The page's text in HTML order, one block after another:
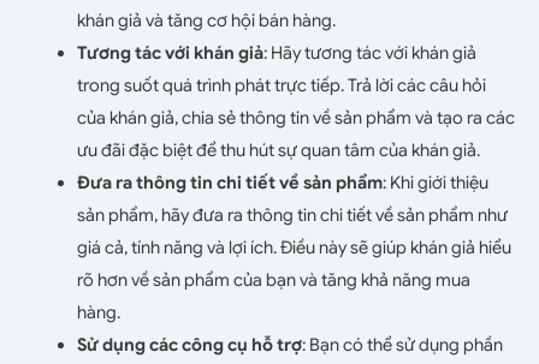
khán giả và tăng cơ hội bán hàng.
Tương tác với khán giả: Hãy tương tác với khán giả
trong suốt quá trình phát trực tiếp. Trả lời các câu hỏi
của khán giả, chia sẻ thông tin về sản phẩm và tạo ra các
ưu đãi đặc biệt để thu hút sự quan tâm của khán giả.
Đưa ra thông tin chi tiết về sản phẩm: Khi giới thiệu
sản phẩm, hãy đưa ra thông tin chi tiết về sản phẩm như
giá cả, tính năng và lợi ích. Điều này sẽ giúp khán giả hiểu
rõ hơn về sản phẩm của bạn và tăng khả năng mua
hàng.
Sử dụng các công cụ hỗ trợ: Bạn có thể sử dụng phần